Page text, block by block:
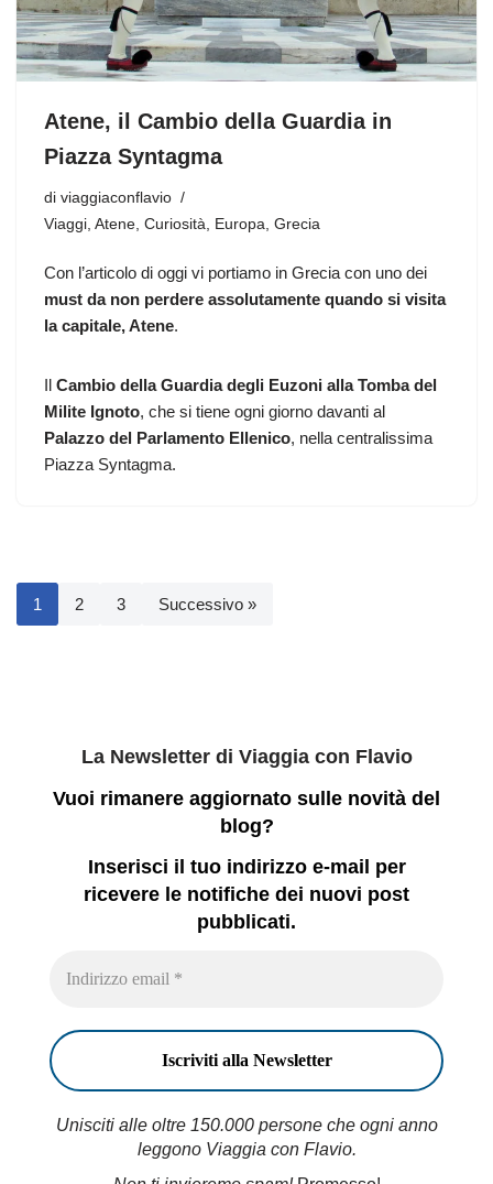
Atene, il Cambio della Guardia in
Piazza Syntagma
di viaggiaconflavio
Viaggi, Atene, Curiosità, Europa, Grecia
Con l’articolo di oggi vi portiamo in Grecia con uno dei
must da non perdere assolutamente quando si visita
la capitale, Atene.
Il Cambio della Guardia degli Euzoni alla Tomba del
Milite Ignoto, che si tiene ogni giorno davanti al
Palazzo del Parlamento Ellenico, nella centralissima
Piazza Syntagma.
1 2 3 Successivo »
La Newsletter di Viaggia con Flavio
Vuoi rimanere aggiornato sulle novità del
blog?
Inserisci il tuo indirizzo e-mail per
ricevere le notifiche dei nuovi post
pubblicati.
Unisciti alle oltre 150.000 persone che ogni anno
leggono Viaggia con Flavio.